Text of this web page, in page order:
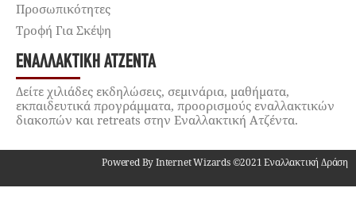
Προσωπικότητες
Τροφή Για Σκέψη
ΕΝΑΛΛΑΚΤΙΚΉ ΑΤΖΈΝΤΑ
Δείτε χιλιάδες εκδηλώσεις, σεμινάρια, μαθήματα,
εκπαιδευτικά προγράμματα, προορισμούς εναλλακτικών
διακοπών και retreats στην Εναλλακτική Ατζέντα.
Powered By Internet Wizards ©2021 Εναλλακτική Δράση